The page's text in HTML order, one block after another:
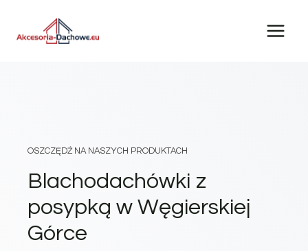
OSZCZĘDŹ NA NASZYCH PRODUKTACH
Blachodachówki z
posypką w Węgierskiej
Górce